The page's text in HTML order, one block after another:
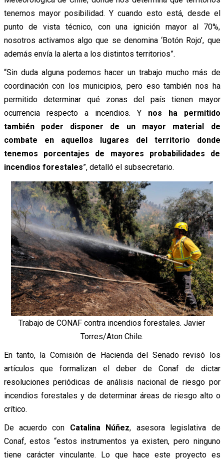
tenemos mayor posibilidad. Y cuando esto está, desde el
punto de vista técnico, con una ignición mayor al 70%,
nosotros activamos algo que se denomina ‘Botón Rojo’, que
además envía la alerta a los distintos territorios”.
“Sin duda alguna podemos hacer un trabajo mucho más de
coordinación con los municipios, pero eso también nos ha
permitido determinar qué zonas del país tienen mayor
ocurrencia respecto a incendios. Ynos ha permitido
también poder disponer de un mayor material de
combate en aquellos lugares del territorio donde
tenemos porcentajes de mayores probabilidades de
incendios forestales”, detalló el subsecretario.
Trabajo de CONAF contra incendios forestales. Javier
Torres/Aton Chile.
En tanto, la Comisión de Hacienda del Senado revisó los
artículos que formalizan el deber de Conaf de dictar
resoluciones periódicas de análisis nacional de riesgo por
incendios forestales y de determinar áreas de riesgo alto o
crítico.
De acuerdo con Catalina Núñez, asesora legislativa de
Conaf, estos “estos instrumentos ya existen, pero ninguno
tiene carácter vinculante. Lo que hace este proyecto es